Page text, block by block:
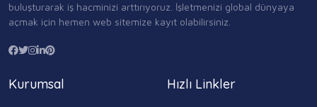
buluşturarak iş hacminizi arttırıyoruz. İşletmenizi global dünyaya
açmak için hemen web sitemize kayıt olabilirsiniz.
Kurumsal Hızlı Linkler